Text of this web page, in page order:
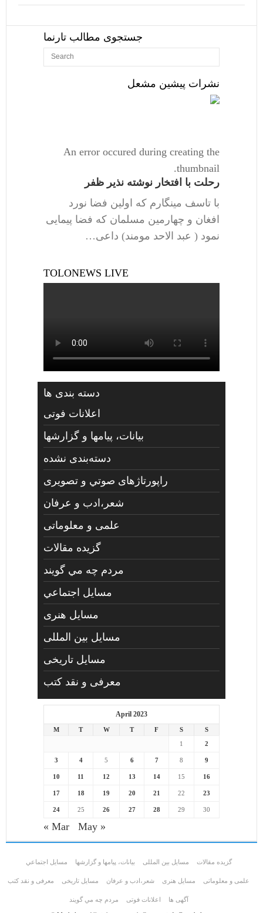
جستجوی مطالب تارنما
نشرات پیشین مشعل
An error occured during creating the
thumbnail.
رحلت با افتخار نوشته نذیر ظفر
با تاسف مینگارم که اولین فضا نورد
افغان و چهارمین مسلمان که فضا پیمایی
نمود ( عبد الاحد مومند) داعی…
TOLONEWS LIVE
دسته بندی ها
اعلانات فوتی
بیانات، پیامها و گزارشها
دسته‌بندی نشده
راپورتاژهای صوتي و تصويری
شعر،ادب و عرفان
علمی و معلوماتی
گزیده مقالات
مردم چه مي گويند
مسايل اجتماعي
مسايل هنری
مسایل بین المللی
مسایل تاریخی
معرفی و نقد کتب
April 2023
M T W T F S
S
1
2
3 4 5 6 7 8 9
10 11 12 13 14 15 16
17 18 19 20 21 22 23
24 25 26 27 28 29 30
« Mar May »
گزیده مقالات مسایل بین المللی بیانات، پیامها و گزارشها مسايل اجتماعي
علمی و معلوماتی مسايل هنری شعر،ادب و عرفان مسایل تاریخی معرفی و نقد کتب
آگهی ها اعلانات فوتی مردم چه مي گويند